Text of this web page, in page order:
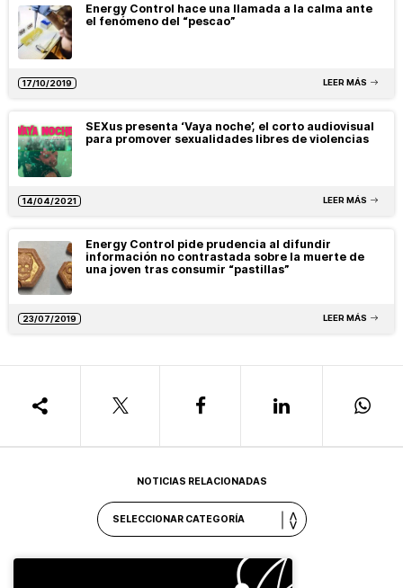
Energy Control hace una llamada a la calma ante
el fenómeno del “pescao”
17/10/2019 LEER MÁS
SEXus presenta ‘Vaya noche’, el corto audiovisual
para promover sexualidades libres de violencias
14/04/2021 LEER MÁS
Energy Control pide prudencia al difundir
información no contrastada sobre la muerte de
una joven tras consumir “pastillas”
23/07/2019 LEER MÁS
NOTICIAS RELACIONADAS